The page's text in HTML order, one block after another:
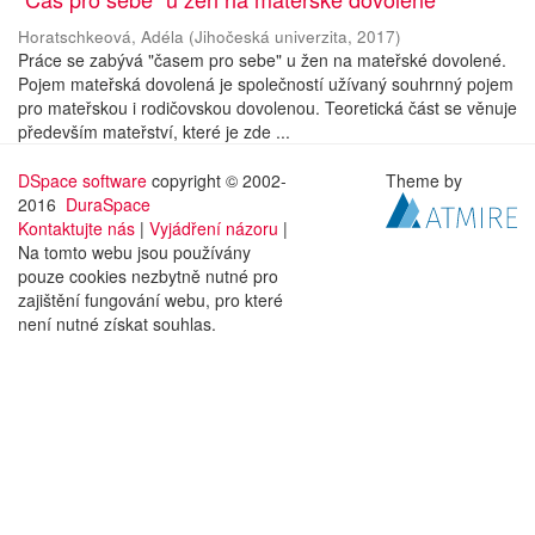
Horatschkeová, Adéla (Jihočeská univerzita, 2017)
Práce se zabývá "časem pro sebe" u žen na mateřské dovolené.
Pojem mateřská dovolená je společností užívaný souhrnný pojem
pro mateřskou i rodičovskou dovolenou. Teoretická část se věnuje
především mateřství, které je zde ...
DSpace software copyright © 2002-
2016 DuraSpace
Kontaktujte nás | Vyjádření názoru |
Na tomto webu jsou používány
pouze cookies nezbytně nutné pro
zajištění fungování webu, pro které
není nutné získat souhlas.
Theme by